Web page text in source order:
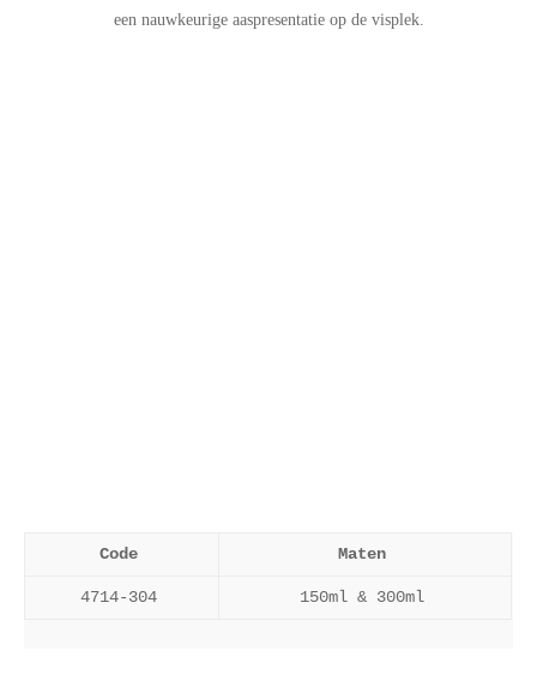
een nauwkeurige aaspresentatie op de visplek.
Code Maten
4714-304 150ml & 300ml